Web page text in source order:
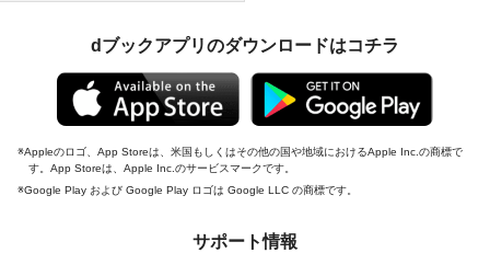
dブックアプリのダウンロードはコチラ
Appleのロゴ、App Storeは、米国もしくはその他の国や地域におけるApple Inc.の商標で
す。App Storeは、Apple Inc.のサービスマークです。
Google Play および Google Play ロゴは Google LLC の商標です。
サポート情報